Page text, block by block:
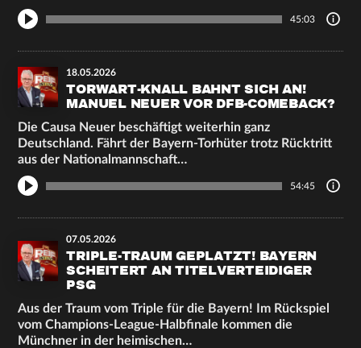
45:03
18.05.2026
TORWART-KNALL BAHNT SICH AN!
MANUEL NEUER VOR DFB-COMEBACK?
Die Causa Neuer beschäftigt weiterhin ganz
Deutschland. Fährt der Bayern-Torhüter trotz Rücktritt
aus der Nationalmannschaft…
54:45
07.05.2026
TRIPLE-TRAUM GEPLATZT! BAYERN
SCHEITERT AN TITELVERTEIDIGER
PSG
Aus der Traum vom Triple für die Bayern! Im Rückspiel
vom Champions-League-Halbfinale kommen die
Münchner in der heimischen…